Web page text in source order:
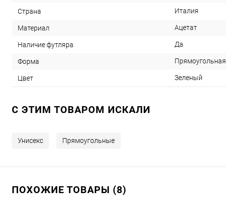
Страна Италия
Материал Ацетат
Наличие футляра Да
Форма Прямоугольная
Цвет Зеленый
C ЭТИМ ТОВАРОМ ИСКАЛИ
Унисекс Прямоугольные
ПОХОЖИЕ ТОВАРЫ (8)